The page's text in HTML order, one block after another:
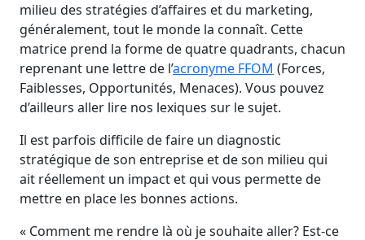
milieu des stratégies d’affaires et du marketing,
généralement, tout le monde la connaît. Cette
matrice prend la forme de quatre quadrants, chacun
reprenant une lettre de l’acronyme FFOM (Forces,
Faiblesses, Opportunités, Menaces). Vous pouvez
d’ailleurs aller lire nos lexiques sur le sujet.
Il est parfois difficile de faire un diagnostic
stratégique de son entreprise et de son milieu qui
ait réellement un impact et qui vous permette de
mettre en place les bonnes actions.
« Comment me rendre là où je souhaite aller? Est-ce